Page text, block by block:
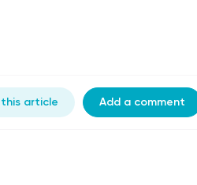
article Add a comment